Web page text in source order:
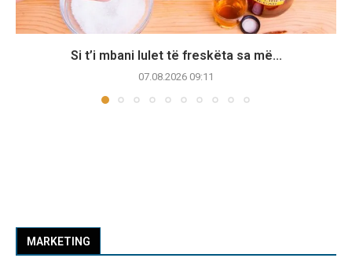
Si t’i mbani lulet të freskëta sa më...
07.08.2026 09:11
MARKETING